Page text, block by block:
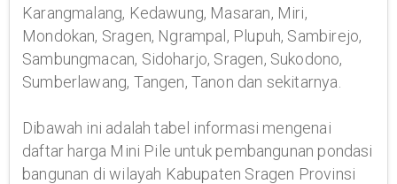
Karangmalang, Kedawung, Masaran, Miri,
Mondokan, Sragen, Ngrampal, Plupuh, Sambirejo,
Sambungmacan, Sidoharjo, Sragen, Sukodono,
Sumberlawang, Tangen, Tanon dan sekitarnya.
Dibawah ini adalah tabel informasi mengenai
daftar harga Mini Pile untuk pembangunan pondasi
bangunan di wilayah Kabupaten Sragen Provinsi